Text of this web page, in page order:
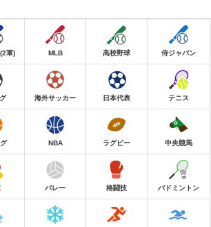
軍) MLB 高校野球 侍ジャパン
海外サッカー 日本代表 テニス
NBA ラグビー 中央競馬
バレー 格闘技 バドミントン